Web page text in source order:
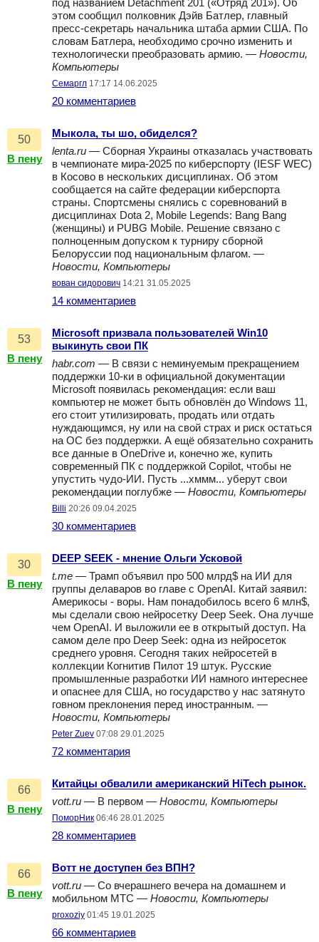
под названием Detachment 201 («Отряд 201»). Об
этом сообщил полковник Дэйв Батлер, главный
пресс‑секретарь начальника штаба армии США. По
словам Батлера, необходимо срочно изменить и
технологически преобразовать армию. — Новости,
Компьютеры
Семаргл 17:17 14.06.2025
20 комментариев
50
В пену
Мыкола, ты шо, обиделся?
lenta.ru — Сборная Украины отказалась участвовать
в чемпионате мира-2025 по киберспорту (IESF WEC)
в Косово в нескольких дисциплинах. Об этом
сообщается на сайте федерации киберспорта
страны. Спортсмены снялись с соревнований в
дисциплинах Dota 2, Mobile Legends: Bang Bang
(женщины) и PUBG Mobile. Решение связано с
полноценным допуском к турниру сборной
Белоруссии под национальным флагом. —
Новости, Компьютеры
вован сидорович 14:21 31.05.2025
14 комментариев
53
В пену
Microsoft призвала пользователей Win10
выкинуть свои ПК
habr.com — В связи с неминуемым прекращением
поддержки 10-ки в официальной документации
Microsoft появилась рекомендация: если ваш
компьютер не может быть обновлён до Windows 11,
его стоит утилизировать, продать или отдать
нуждающимся, ну или на свой страх и риск остаться
на ОС без поддержки. А ещё обязательно сохранить
все данные в OneDrive и, конечно же, купить
современный ПК с поддержкой Copilot, чтобы не
упустить чудо-ИИ. Пусть ...хммм... уберут свои
рекомендации поглубже — Новости, Компьютеры
Billi 20:26 09.04.2025
30 комментариев
30
В пену
DEEP SEEK - мнение Ольги Усковой
t.me — Трамп объявил про 500 млрд$ на ИИ для
группы делаваров во главе с OpenAI. Китай заявил:
Америкосы - воры. Нам понадобилось всего 6 млн$,
мы сделали свою нейросетку Deep Seek. Она лучше
чем OpenAI. И выложили ее в открытый доступ. На
самом деле про Deep Seek: одна из нейросеток
среднего уровня. Сегодня таких нейросетей в
коллекции Когнитив Пилот 19 штук. Русские
промышленные разработки ИИ намного интереснее
и опаснее для США, но государство у нас затянуто
говном преклонения перед иностранным. —
Новости, Компьютеры
Peter Zuev 07:08 29.01.2025
72 комментария
66
В пену
Китайцы обвалили американский HiTech рынок.
vott.ru — В первом — Новости, Компьютеры
ПоморНик 06:46 28.01.2025
28 комментариев
66
В пену
Вотт не доступен без ВПН?
vott.ru — Со вчерашнего вечера на домашнем и
мобильном МТС — Новости, Компьютеры
proxoziy 01:45 19.01.2025
66 комментариев